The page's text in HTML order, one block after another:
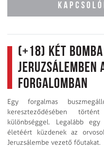
(+18) Két
Jeruzsálemben
forgalomban
Egy forgalmas
kereszteződésében
különbséggel. Legalább
életéért küzdenek az
Jeruzsálembe vezető főutakat.